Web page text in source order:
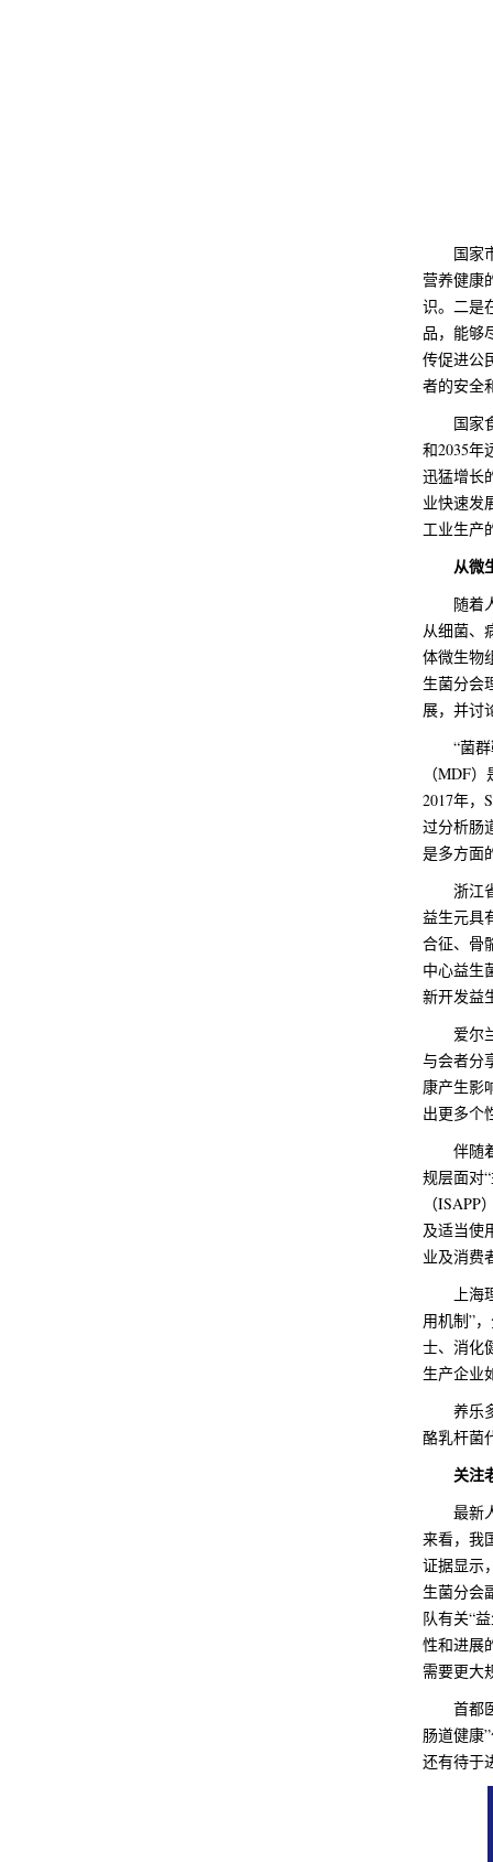
国家
营养健康
识。二是
品，能够
传促进公
者的安全
国家
和2035年
迅猛增长
业快速发
工业生产
从微
随着
从细菌、
体微生物
生菌分会
展，并讨
“菌
（MDF
2017年，
过分析肠
是多方面
浙江
益生元具
合征、骨
中心益生
新开发益
爱尔
与会者分
康产生影
出更多个
伴随
规层面对
（
及适当使
业及消费
上
用机制”
士、消化
生产企业
养乐
酪乳杆菌
关注
最新
来看，我
证据显示
生菌分会
队有关“
性和进展
需要更大
首都
肠道健康
还有待于